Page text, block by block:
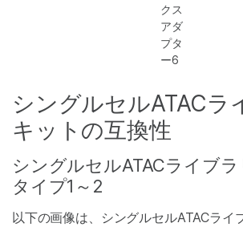
クス
アダ
プタ
ー6
シングルセルATACラ
キットの互換性
シングルセルATACライブラ
タイプ1～2
以下の画像は、シングルセルATACライ